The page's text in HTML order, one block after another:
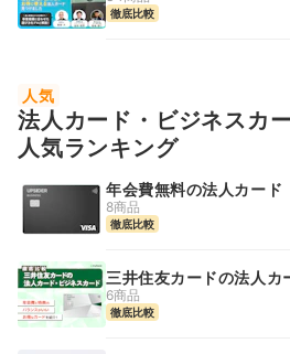
徹底比較
人気
法人カード・ビジネスカ
人気ランキング
年会費無料の法人カード
8商品
徹底比較
三井住友カードの法人カ
6商品
徹底比較